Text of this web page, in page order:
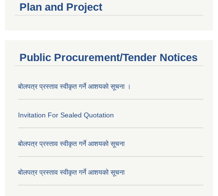
Plan and Project
Public Procurement/Tender Notices
बोलपत्र प्रस्ताव स्वीकृत गर्ने आशयको सूचना ।
Invitation For Sealed Quotation
बोलपत्र प्रस्ताव स्वीकृत गर्ने आशयको सूचना
बोलपत्र प्रस्ताव स्वीकृत गर्ने आशयको सूचना